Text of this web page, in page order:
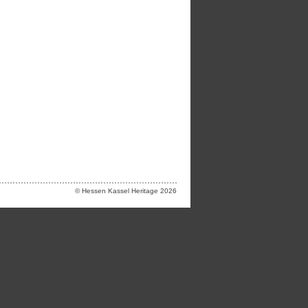
© Hessen Kassel Heritage 2026